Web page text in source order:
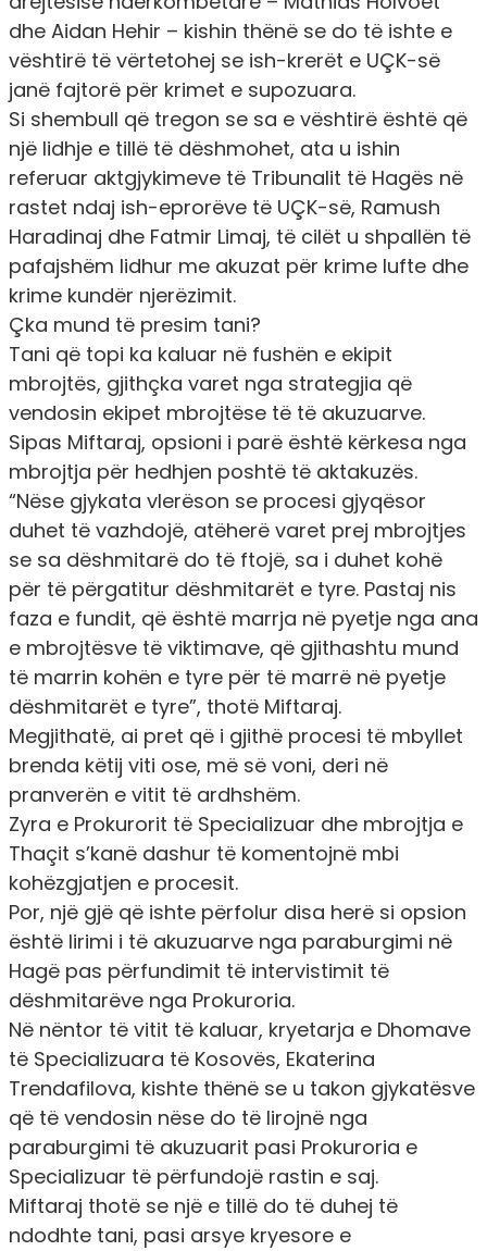
dhe Aidan Hehir – kishin thënë se do të ishte e
vështirë të vërtetohej se ish-krerët e UÇK-së
janë fajtorë për krimet e supozuara.
Si shembull që tregon se sa e vështirë është që
një lidhje e tillë të dëshmohet, ata u ishin
referuar aktgjykimeve të Tribunalit të Hagës në
rastet ndaj ish-eprorëve të UÇK-së, Ramush
Haradinaj dhe Fatmir Limaj, të cilët u shpallën të
pafajshëm lidhur me akuzat për krime lufte dhe
krime kundër njerëzimit.
Çka mund të presim tani?
Tani që topi ka kaluar në fushën e ekipit
mbrojtës, gjithçka varet nga strategjia që
vendosin ekipet mbrojtëse të të akuzuarve.
Sipas Miftaraj, opsioni i parë është kërkesa nga
mbrojtja për hedhjen poshtë të aktakuzës.
“Nëse gjykata vlerëson se procesi gjyqësor
duhet të vazhdojë, atëherë varet prej mbrojtjes
se sa dëshmitarë do të ftojë, sa i duhet kohë
për të përgatitur dëshmitarët e tyre. Pastaj nis
faza e fundit, që është marrja në pyetje nga ana
e mbrojtësve të viktimave, që gjithashtu mund
të marrin kohën e tyre për të marrë në pyetje
dëshmitarët e tyre”, thotë Miftaraj.
Megjithatë, ai pret që i gjithë procesi të mbyllet
brenda këtij viti ose, më së voni, deri në
pranverën e vitit të ardhshëm.
Zyra e Prokurorit të Specializuar dhe mbrojtja e
Thaçit s’kanë dashur të komentojnë mbi
kohëzgjatjen e procesit.
Por, një gjë që ishte përfolur disa herë si opsion
është lirimi i të akuzuarve nga paraburgimi në
Hagë pas përfundimit të intervistimit të
dëshmitarëve nga Prokuroria.
Në nëntor të vitit të kaluar, kryetarja e Dhomave
të Specializuara të Kosovës, Ekaterina
Trendafilova, kishte thënë se u takon gjykatësve
që të vendosin nëse do të lirojnë nga
paraburgimi të akuzuarit pasi Prokuroria e
Specializuar të përfundojë rastin e saj.
Miftaraj thotë se një e tillë do të duhej të
ndodhte tani, pasi arsye kryesore e